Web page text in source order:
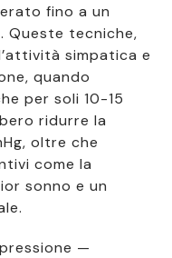
fino a un
Queste tecniche,
simpatica e
quando
per soli 10-15
ridurre la
oltre che
come la
sonno e un
—